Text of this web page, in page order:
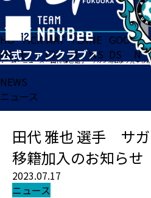
HO
ME
TICK
ET
MAT
CH
TEA
M
NE
WS
GOO
DS
FA
N
ホーム>ニュース>田代 雅也 選手 サガン鳥栖より完全移
NEWS
ニュース
田代 雅也 選手 サ
移籍加入のお知らせ
2023.07.17
ニュース